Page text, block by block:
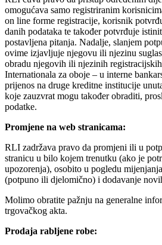
omogućava samo registriranim
on line forme registracije, korisnik
danih podataka te također potvrđuje
postavljena pitanja. Nadalje, slanjem
ovime izjavljuje njegovu ili njezinu
obradu njegovih ili njezinih
Internationala za oboje – u interne
prijenos na druge kreditne institucije
koje zauzvrat mogu također obraditi,
podatke.
Promjene na web stranicama:
RLI zadržava pravo da promjeni ili u
stranicu u bilo kojem trenutku (ako je
upozorenja), osobito u pogledu
(potpuno ili djelomično) i dodavanje
Molimo obratite pažnju na generalne
trgovačkog akta.
Prodaja rabljene robe: